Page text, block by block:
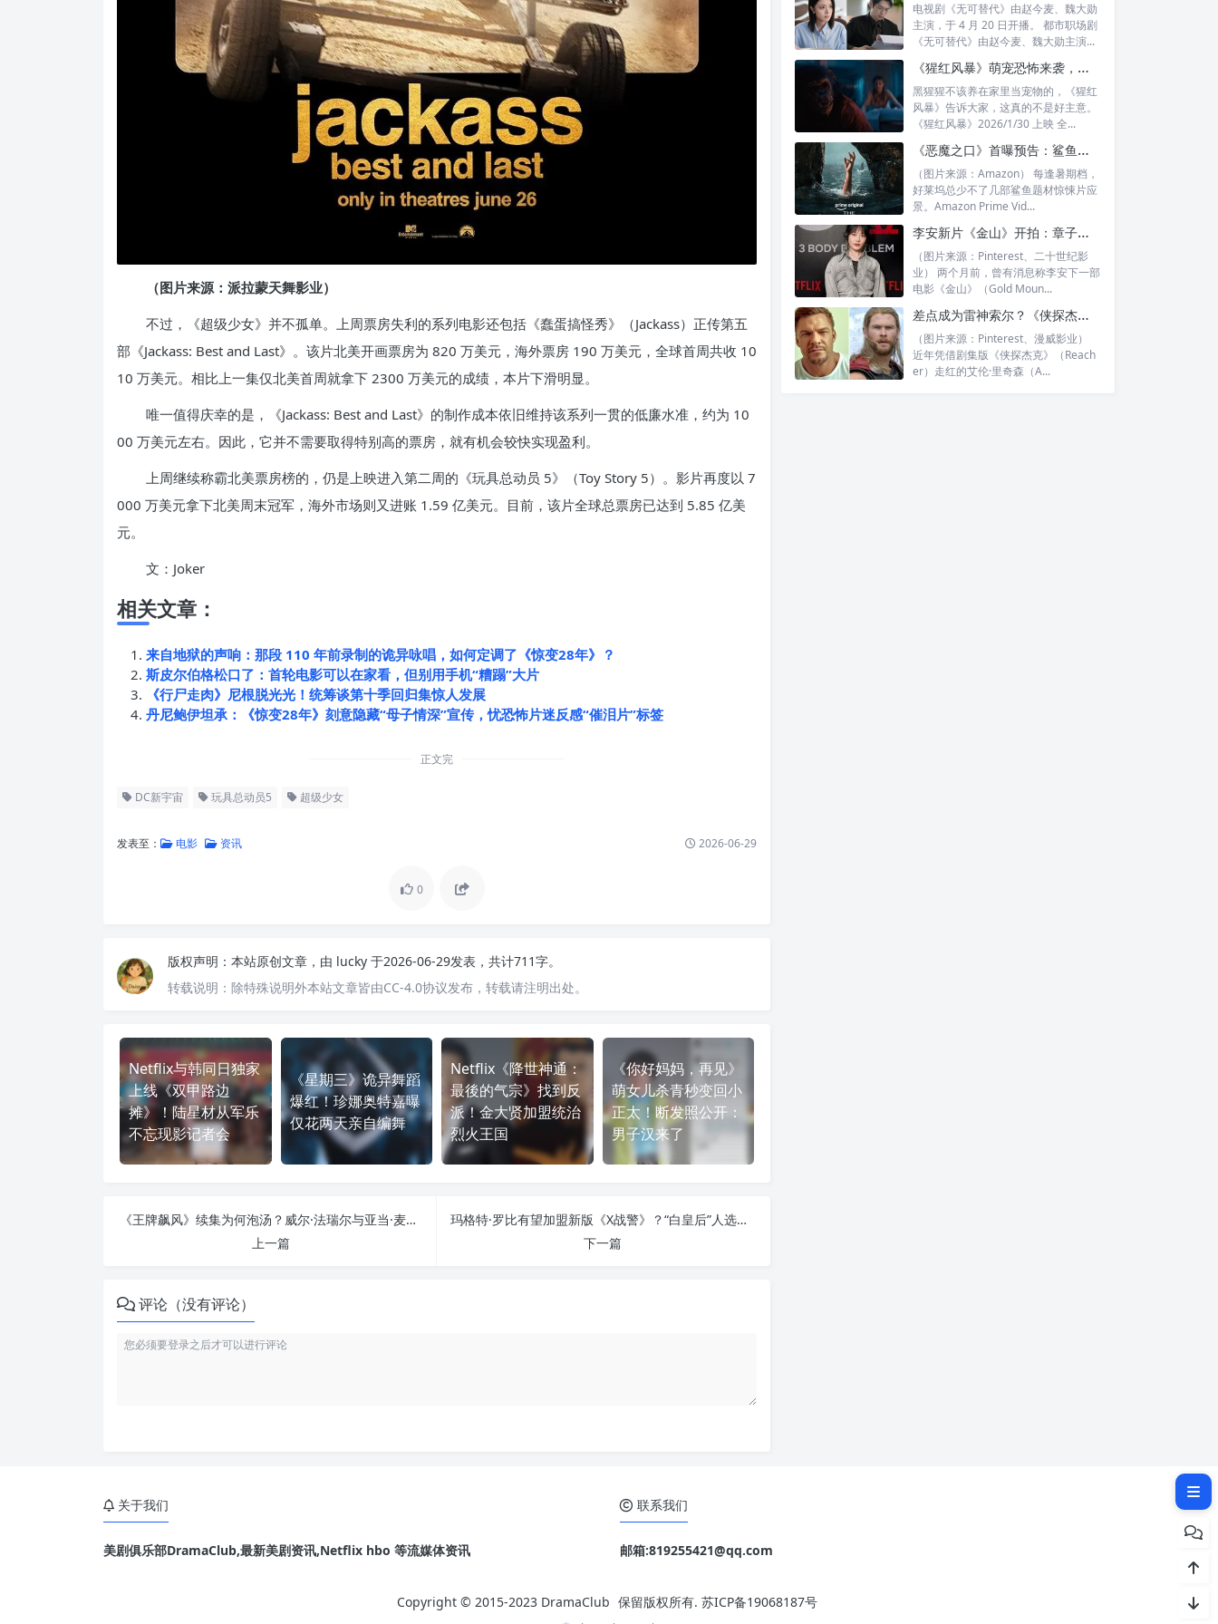
（图片来源：派拉蒙天舞影业）
不过，《超级少女》并不孤单。上周票房失利的系列电影还包括《蠢蛋搞怪秀》（Jackass）正传第五
部《Jackass: Best and Last》。该片北美开画票房为 820 万美元，海外票房 190 万美元，全球首周共收 10
10 万美元。相比上一集仅北美首周就拿下 2300 万美元的成绩，本片下滑明显。
唯一值得庆幸的是，《Jackass: Best and Last》的制作成本依旧维持该系列一贯的低廉水准，约为 10
00 万美元左右。因此，它并不需要取得特别高的票房，就有机会较快实现盈利。
上周继续称霸北美票房榜的，仍是上映进入第二周的《玩具总动员 5》（Toy Story 5）。影片再度以 7
000 万美元拿下北美周末冠军，海外市场则又进账 1.59 亿美元。目前，该片全球总票房已达到 5.85 亿美
元。
文：Joker
相关文章：
来自地狱的声响：那段 110 年前录制的诡异咏唱，如何定调了《惊变28年》？
斯皮尔伯格松口了：首轮电影可以在家看，但别用手机“糟蹋”大片
《行尸走肉》尼根脱光光！统筹谈第十季回归集惊人发展
丹尼鲍伊坦承：《惊变28年》刻意隐藏“母子情深”宣传，忧恐怖片迷反感“催泪片”标签
正文完
DC新宇宙 玩具总动员5 超级少女
发表至： 电影 资讯 2026-06-29
0
版权声明： 本站原创文章，由 lucky 于2026-06-29发表，共计711字。
转载说明： 除特殊说明外本站文章皆由CC-4.0协议发布，转载请注明出处。
Netflix与韩同日独家
上线《双甲路边
摊》！陆星材从军乐
不忘现影记者会
《星期三》诡异舞蹈
爆红！珍娜奥特嘉曝
仅花两天亲自编舞
Netflix《降世神通：
最後的气宗》找到反
派！金大贤加盟统治
烈火王国
《你好妈妈，再见》
萌女儿杀青秒变回小
正太！断发照公开：
男子汉来了
《王牌飙风》续集为何泡汤？威尔·法瑞尔与亚当·麦凯拆伙背后的另一种说法
上一篇
玛格特·罗比有望加盟新版《X战警》？“白皇后”人选还包括西德妮·斯威尼
下一篇
评论（没有评论）
电视剧《无可替代》由赵今麦、魏大勋
主演，于 4 月 20 日开播。 都市职场剧
《无可替代》由赵今麦、魏大勋主演...
《猩红风暴》萌宠恐怖来袭，保罗·麦斯卡《声之年》领衔一月末口碑新片指南
黑猩猩不该养在家里当宠物的，《猩红
风暴》告诉大家，这真的不是好主意。
《猩红风暴》2026/1/30 上映 全...
《恶魔之口》首曝预告：鲨鱼洞穴逃杀，青春冒险瞬间变生死噩梦
（图片来源：Amazon） 每逢暑期档，
好莱坞总少不了几部鲨鱼题材惊悚片应
景。Amazon Prime Vid...
李安新片《金山》开拍：章子怡、陈法拉缺席，《三体》台裔女星加盟
（图片来源：Pinterest、二十世纪影
业） 两个月前，曾有消息称李安下一部
电影《金山》（Gold Moun...
差点成为雷神索尔？《侠探杰克》主演艾伦·里奇森自曝试镜失败教训
（图片来源：Pinterest、漫威影业）
近年凭借剧集版《侠探杰克》（Reach
er）走红的艾伦·里奇森（A...
关于我们
美剧俱乐部DramaClub,最新美剧资讯,Netflix hbo 等流媒体资讯
联系我们
邮箱:819255421@qq.com
Copyright © 2015-2023 DramaClub 保留版权所有. 苏ICP备19068187号